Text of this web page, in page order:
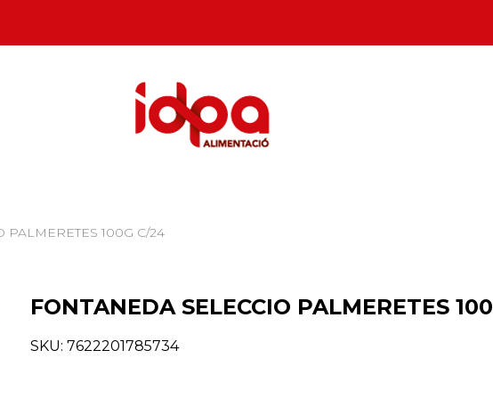
PALMERETES 100G C/24
FONTANEDA SELECCIO PALMERETES
SKU: 7622201785734